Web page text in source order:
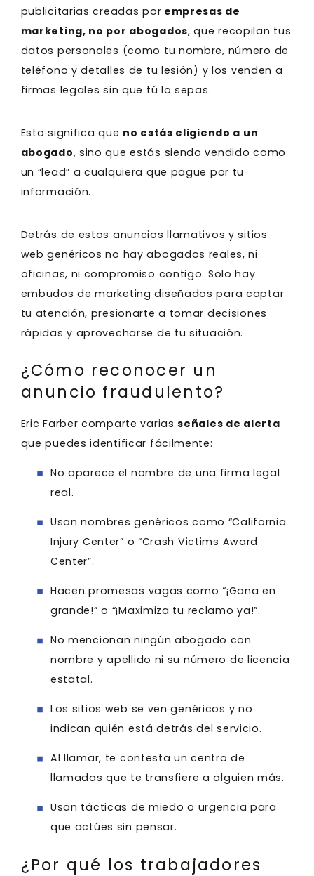
publicitarias creadas por empresas de
marketing, no por abogados, que recopilan tus
datos personales (como tu nombre, número de
teléfono y detalles de tu lesión) y los venden a
firmas legales sin que tú lo sepas.
Esto significa que no estás eligiendo a un
abogado, sino que estás siendo vendido como
un “lead” a cualquiera que pague por tu
información.
Detrás de estos anuncios llamativos y sitios
web genéricos no hay abogados reales, ni
oficinas, ni compromiso contigo. Solo hay
embudos de marketing diseñados para captar
tu atención, presionarte a tomar decisiones
rápidas y aprovecharse de tu situación.
¿Cómo reconocer un
anuncio fraudulento?
Eric Farber comparte variasseñales de alerta
que puedes identificar fácilmente:
No aparece el nombre de una firma legal
real.
Usan nombres genéricos como “California
Injury Center” o “Crash Victims Award
Center”.
Hacen promesas vagas como “¡Gana en
grande!” o “¡Maximiza tu reclamo ya!”.
No mencionan ningún abogado con
nombre y apellido ni su número de licencia
estatal.
Los sitios web se ven genéricos y no
indican quién está detrás del servicio.
Al llamar, te contesta un centro de
llamadas que te transfiere a alguien más.
Usan tácticas de miedo o urgencia para
que actúes sin pensar.
¿Por qué los trabajadores